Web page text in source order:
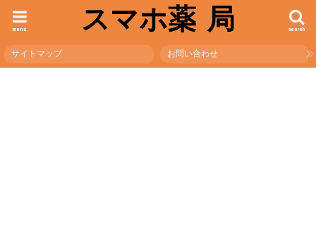
スマホ薬 局 search
menu
サイトマップ お問い合わせ